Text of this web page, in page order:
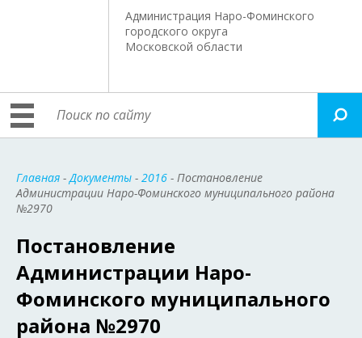
Администрация Наро-Фоминского
городского округа
Московской области
Главная -Документы - 2016 - Постановление
Администрации Наро-Фоминского муниципального района
№2970
Постановление
Администрации Наро-
Фоминского муниципального
района №2970